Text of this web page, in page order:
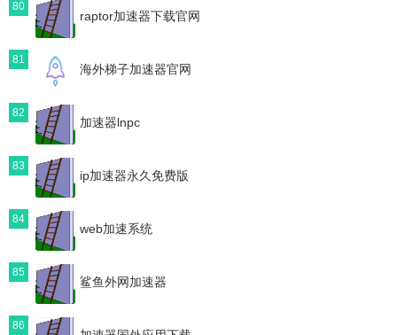
80
raptor加速器下载官网
81
海外梯子加速器官网
82
加速器lnpc
83
ip加速器永久免费版
84
web加速系统
85
鲨鱼外网加速器
86